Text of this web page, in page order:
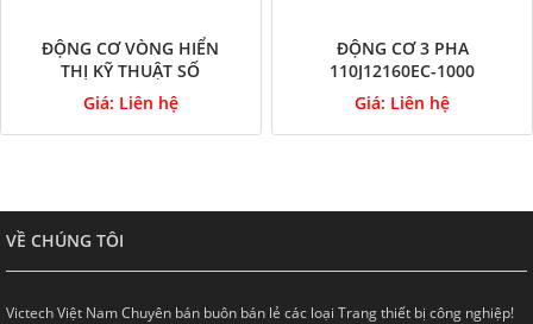
ĐỘNG CƠ VÒNG HIỂN
THỊ KỸ THUẬT SỐ
86HSE-B32
Giá: Liên hệ
ĐỘNG CƠ 3 PHA
110J12160EC-1000
Giá: Liên hệ
VỀ CHÚNG TÔI
Victech Việt Nam Chuyên bán buôn bán lẻ các loại Trang thiết bị công nghiệp!